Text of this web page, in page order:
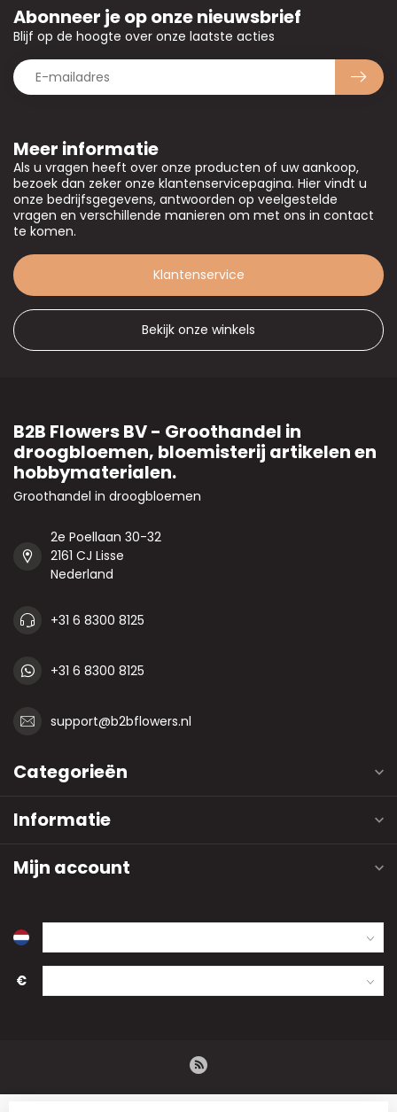
Meer informatie
Als u vragen heeft over onze producten of uw aankoop,
bezoek dan zeker onze klantenservicepagina. Hier vindt u
onze bedrijfsgegevens, antwoorden op veelgestelde
vragen en verschillende manieren om met ons in contact
te komen.
Klantenservice
Bekijk onze winkels
Abonneer je op onze nieuwsbrief
Blijf op de hoogte over onze laatste acties
B2B Flowers BV - Groothandel in
droogbloemen, bloemisterij artikelen en
hobbymaterialen.
Groothandel in droogbloemen
2e Poellaan 30-32
2161 CJ Lisse
Nederland
+31 6 8300 8125
+31 6 8300 8125
support@b2bflowers.nl
Categorieën
Informatie
Mijn account
€